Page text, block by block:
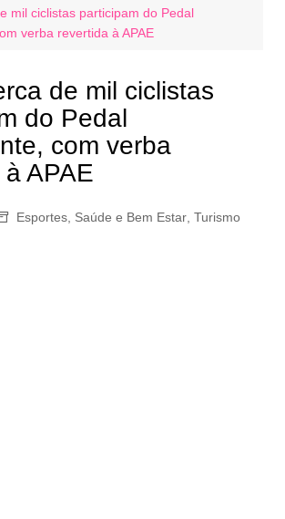
mil ciclistas participam do Pedal
verba revertida à APAE
de mil ciclistas
do Pedal
com verba
APAE
Esportes, Saúde e Bem Estar, Turismo